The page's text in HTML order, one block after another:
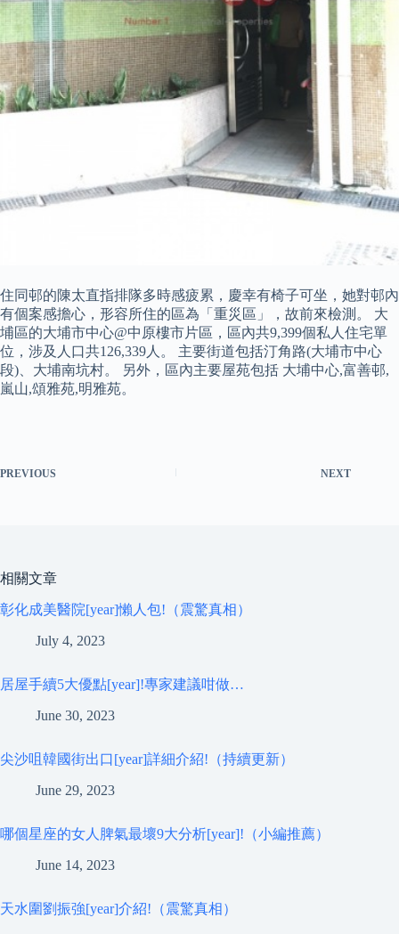
住同邨的陳太直指排隊多時感疲累，慶幸有椅子可坐，她對邨內
有個案感擔心，形容所住的區為「重災區」，故前來檢測。 大
埔區的大埔市中心@中原樓市片區，區內共9,399個私人住宅單
位，涉及人口共126,339人。 主要街道包括汀角路(大埔市中心
段)、大埔南坑村。 另外，區內主要屋苑包括 大埔中心,富善邨,
嵐山,頌雅苑,明雅苑。
PREVIOUS NEXT
相關文章
彰化成美醫院[year]懶人包!（震驚真相）
July 4, 2023
居屋手續5大優點[year]!專家建議咁做…
June 30, 2023
尖沙咀韓國街出口[year]詳細介紹!（持續更新）
June 29, 2023
哪個星座的女人脾氣最壞9大分析[year]!（小編推薦）
June 14, 2023
天水圍劉振強[year]介紹!（震驚真相）